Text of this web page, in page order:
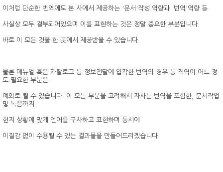
이처럼 단순한 번역에도 본 사에서 제공하는 '문서'작성 역량과 '번역'역량 등
사실상 모두 결부되어있으며 이를 표현하는 것은 정말 중요한 부분입니다.
바로 이 모든 것을 한 곳에서 제공받을 수 있습니다.
물론 메뉴얼 혹은 카탈로그 등 정보전달에 입각한 번역의 경우 등 직역이 어느 정
도 필요한 부분은
예외로 될 수 있습니다. 이 모든 부분을 고려해서 자사는 번역을 포함한, 문서작업
및 녹음까지
현지 상황에 맞게 언어를 구사하고 표현하며 동시에
이질감 없이 수용될 수 있는 결과물을 만들어드리겠습니다.